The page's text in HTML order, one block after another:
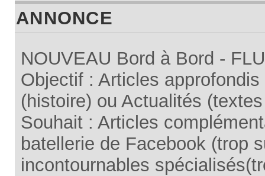
ANNONCE
NOUVEAU Bord à Bord -
Objectif : Articles
(histoire) ou Actualités
Souhait : Articles
batellerie de Facebook (trop
incontournables